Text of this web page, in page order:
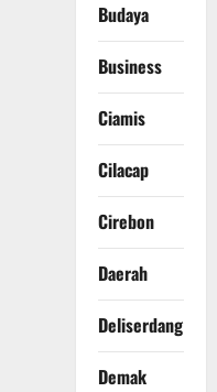
Budaya
Business
Ciamis
Cilacap
Cirebon
Daerah
Deliserdang
Demak